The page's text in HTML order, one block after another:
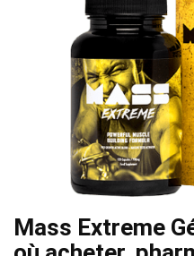
Mass Extreme